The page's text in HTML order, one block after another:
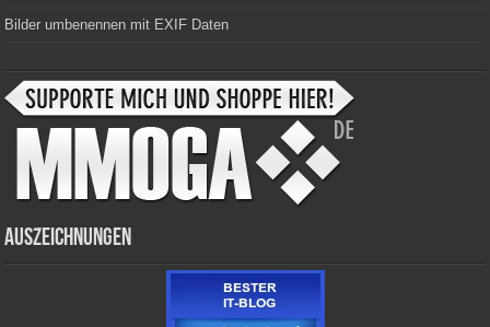
Bilder umbenennen mit EXIF Daten
Auszeichnungen